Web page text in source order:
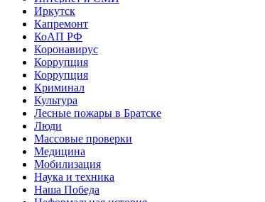
Иркутск
Капремонт
КоАП РФ
Коронавирус
Коррупция
Коррупция
Криминал
Культура
Лесные пожары в Братске
Люди
Массовые проверки
Медицина
Мобилизация
Наука и техника
Наша Победа